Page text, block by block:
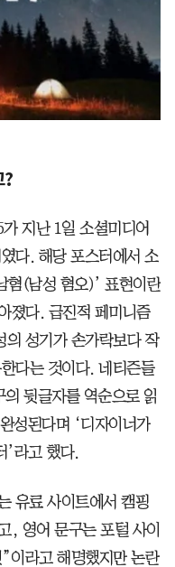
지난 1일 소셜미디어
다. 해당 포스터에서 소
혐(남성 혐오)’ 표현이란
졌다. 급진적 페미니즘
의 성기가 손가락보다 작
다는 것이다. 네티즌들
뒷글자를 역순으로 읽
성된다며 ‘디자이너가
’라고 했다.
유료 사이트에서 캠핑
, 영어 문구는 포털 사이
이라고 해명했지만 논란